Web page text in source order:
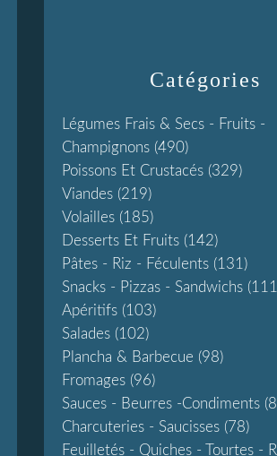
Catégories
Légumes Frais & Secs - Fruits -
Champignons (490)
Poissons Et Crustacés (329)
Viandes (219)
Volailles (185)
Desserts Et Fruits (142)
Pâtes - Riz - Féculents (131)
Snacks - Pizzas - Sandwichs
Apéritifs (103)
Salades (102)
Plancha & Barbecue (98)
Fromages (96)
Sauces - Beurres -condiments
Charcuteries - Saucisses (78)
Feuilletés - Quiches - Tourtes -